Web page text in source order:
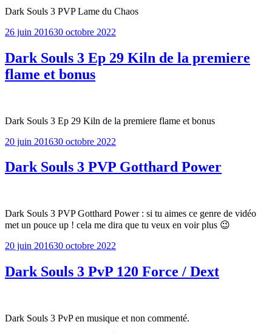
Dark Souls 3 PVP Lame du Chaos
Publié
26 juin 201630 octobre 2022
Dark Souls 3 Ep 29 Kiln de la premiere
flame et bonus
Dark Souls 3 Ep 29 Kiln de la premiere flame et bonus
Publié
20 juin 201630 octobre 2022
Dark Souls 3 PVP Gotthard Power
Dark Souls 3 PVP Gotthard Power : si tu aimes ce genre de vidéo
met un pouce up ! cela me dira que tu veux en voir plus 😉
Publié
20 juin 201630 octobre 2022
Dark Souls 3 PvP 120 Force / Dext
Dark Souls 3 PvP en musique et non commenté.